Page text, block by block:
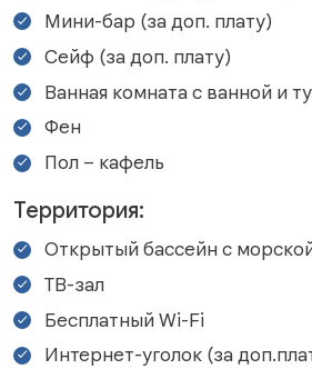
Мини-бар (за доп. плату)
Сейф (за доп. плату)
Ванная комната с ванной и
Фен
Пол – кафель
Территория:
Открытый бассейн с
ТВ-зал
Бесплатный Wi-Fi
Интернет-уголок (за